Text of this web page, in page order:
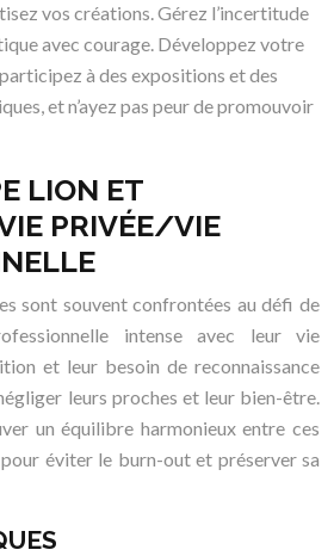
vos créations. Gérez l’incertitude
avec courage. Développez votre
à des expositions et des
et n’ayez pas peur de promouvoir
LION ET
PRIVÉE/VIE
sont souvent confrontées au défi de
intense avec leur vie
et leur besoin de reconnaissance
leurs proches et leur bien-être.
un équilibre harmonieux entre ces
éviter le burn-out et préserver sa